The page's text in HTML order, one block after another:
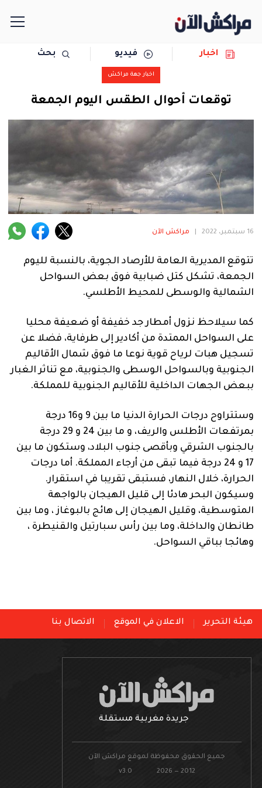
مجتمع
سياسة
حوادث
دولية
المرأة
فنية
منوعة
آراء
اخبار فيديو بحث
اخبار جهة مراكش
توقعات أحوال الطقس اليوم الجمعة
16 سبتمبر، 2022 مراكش الآن
تتوقع المديرية العامة للأرصاد الجوية، بالنسبة لليوم
الجمعة، تشكل كتل ضبابية فوق بعض السواحل
الشمالية والوسطى للمحيط الأطلسي.
كما سيلاحظ نزول أمطار جد خفيفة أو ضعيفة محليا
على السواحل الممتدة من أكادير إلى طرفاية، فضلا عن
تسجيل هبات لرياح قوية نوعا ما فوق شمال الأقاليم
الجنوبية وبالسواحل الوسطى والجنوبية، مع تناثر الغبار
ببعض الجهات الداخلية للأقاليم الجنوبية للمملكة.
وستتراوح درجات الحرارة الدنيا ما بين 9 و16 درجة
بمرتفعات الأطلس والريف، و ما بين 24 و 29 درجة
بالجنوب الشرقي وبأقصى جنوب البلاد، وستكون ما بين
17 و 24 درجة فيما تبقى من أرجاء المملكة. أما درجات
الحرارة، خلال النهار، فستبقى تقريبا في استقرار.
وسيكون البحر هادئا إلى قليل الهيجان بالواجهة
المتوسطية، وقليل الهيجان إلى هائج بالبوغاز ، وما بين
طانطان والداخلة، وما بين رأس سبارتيل والقنيطرة ،
وهائجا بباقي السواحل.
هيئة التحرير الاعلان في الموقع الاتصال بنا
جريدة مغربية مستقلة
جميع الحقوق محفوظة لموقع مراكش الآن
v3.0 2026 — 2012